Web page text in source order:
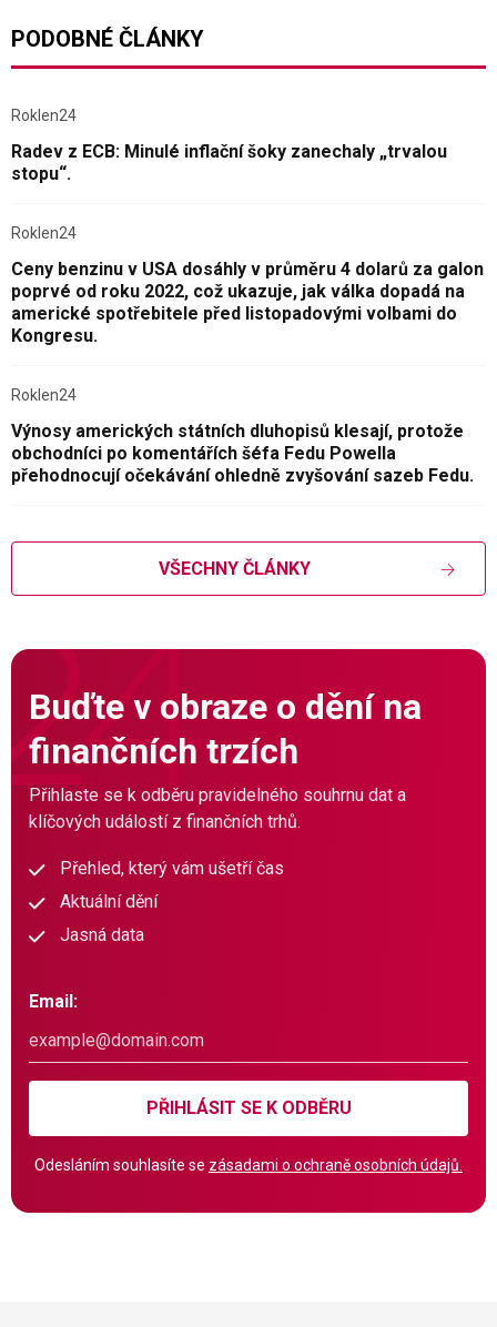
PODOBNÉ ČLÁNKY
Roklen24
Radev z ECB: Minulé inflační šoky zanechaly „trvalou
stopu“.
Roklen24
Ceny benzinu v USA dosáhly v průměru 4 dolarů za galon
poprvé od roku 2022, což ukazuje, jak válka dopadá na
americké spotřebitele před listopadovými volbami do
Kongresu.
Roklen24
Výnosy amerických státních dluhopisů klesají, protože
obchodníci po komentářích šéfa Fedu Powella
přehodnocují očekávání ohledně zvyšování sazeb Fedu.
VŠECHNY ČLÁNKY
Buďte v obraze o dění na
finančních trzích
Přihlaste se k odběru pravidelného souhrnu dat a
klíčových událostí z finančních trhů.
Přehled, který vám ušetří čas
Aktuální dění
Jasná data
Email:
PŘIHLÁSIT SE K ODBĚRU
Odesláním souhlasíte se zásadami o ochraně osobních údajů.